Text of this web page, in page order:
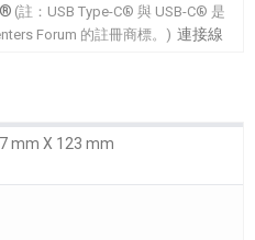
(註：USB Type-C® 與 USB-C® 是
Forum 的註冊商標。) 連接線
mm X 123 mm